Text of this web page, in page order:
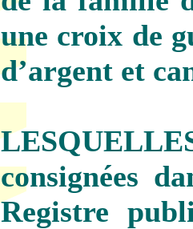
une croix de
d’argent et
consignées
Registre